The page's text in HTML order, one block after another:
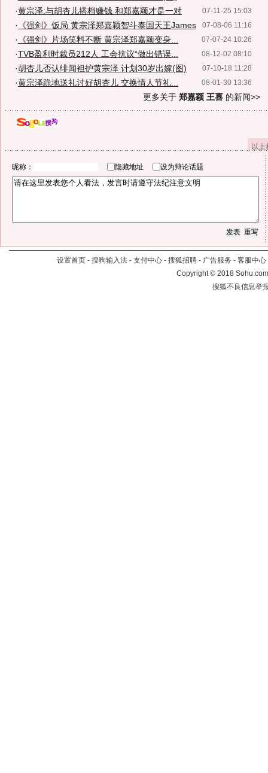
07-11-25 15:03
·黄宗泽:与胡杏儿搭档赚钱 和郑嘉颖才是一对
07-08-06 11:16
· 《强剑》饭局 黄宗泽郑嘉颖智斗泰国天王James
07-07-24 10:26
· 《强剑》片场笑料不断 黄宗泽郑嘉颖变身...
08-12-02 08:10
·TVB盈利时裁员212人 工会抗议“做出错误...
07-10-18 11:28
·胡杏儿否认绯闻袒护黄宗泽 计划30岁出嫁(图)
08-01-30 13:36
·黄宗泽跪地送礼讨好胡杏儿 交换情人节礼...
更多关于 郑嘉颖 王喜 的新闻>>
以
昵称： 隐藏地址 设为辩论话题
设置首页 - 搜狗输入法 - 支付中心 - 搜狐招聘 - 广告服务 - 客服中心
Copyright©2018
搜狐不良信息举